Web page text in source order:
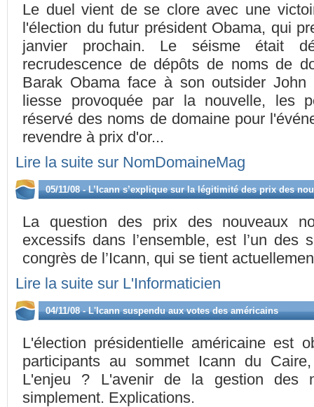
Le duel vient de se clore avec une
l'élection du futur président Obama, qui
janvier prochain. Le séisme était
recrudescence de dépôts de noms de
Barak Obama face à son outsider
liesse provoquée par la nouvelle, les
réservé des noms de domaine pour
revendre à prix d'or...
Lire la suite sur NomDomaineMag
05/11/08 - L’Icann s’explique sur la légitimité des prix des
La question des prix des nouveaux
excessifs dans l’ensemble, est l’un des
congrès de l’Icann, qui se tient
Lire la suite sur L'Informaticien
04/11/08 - L'Icann suspendu aux votes des américains
L'élection présidentielle américaine est
participants au sommet Icann du
L'enjeu ? L'avenir de la gestion des
simplement. Explications.